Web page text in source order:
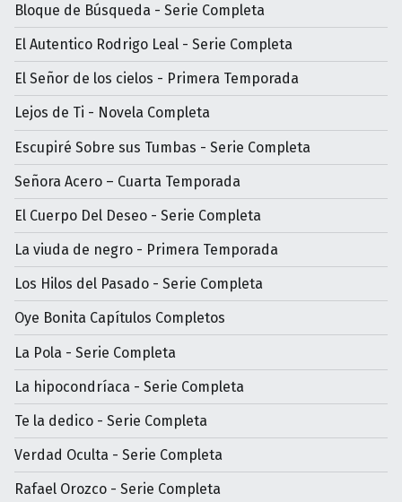
Bloque de Búsqueda - Serie Completa
El Autentico Rodrigo Leal - Serie Completa
El Señor de los cielos - Primera Temporada
Lejos de Ti - Novela Completa
Escupiré Sobre sus Tumbas - Serie Completa
Señora Acero – Cuarta Temporada
El Cuerpo Del Deseo - Serie Completa
La viuda de negro - Primera Temporada
Los Hilos del Pasado - Serie Completa
Oye Bonita Capítulos Completos
La Pola - Serie Completa
La hipocondríaca - Serie Completa
Te la dedico - Serie Completa
Verdad Oculta - Serie Completa
Rafael Orozco - Serie Completa